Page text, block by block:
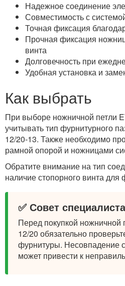
Надежное соединение
Совместимость с
Точная фиксация
Прочная фиксация
винта
Долговечность при
Удобная установка и
Как выбрать
При выборе ножничной петли
учитывать тип фурнитурного
12/20-13. Также необходимо
рамной опорой и ножницами
Обратите внимание на тип
наличие стопорного винта для
✅ Совет специалиста
Перед покупкой ножничной
12/20 обязательно
фурнитуры. Несовпадение
может привести к